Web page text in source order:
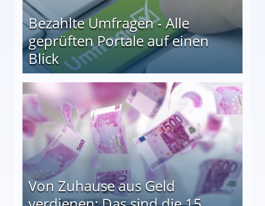
Bezahlte Umfragen - Alle
geprüften Portale auf einen
Blick
auf einen Blick
Von Zuhause aus Geld